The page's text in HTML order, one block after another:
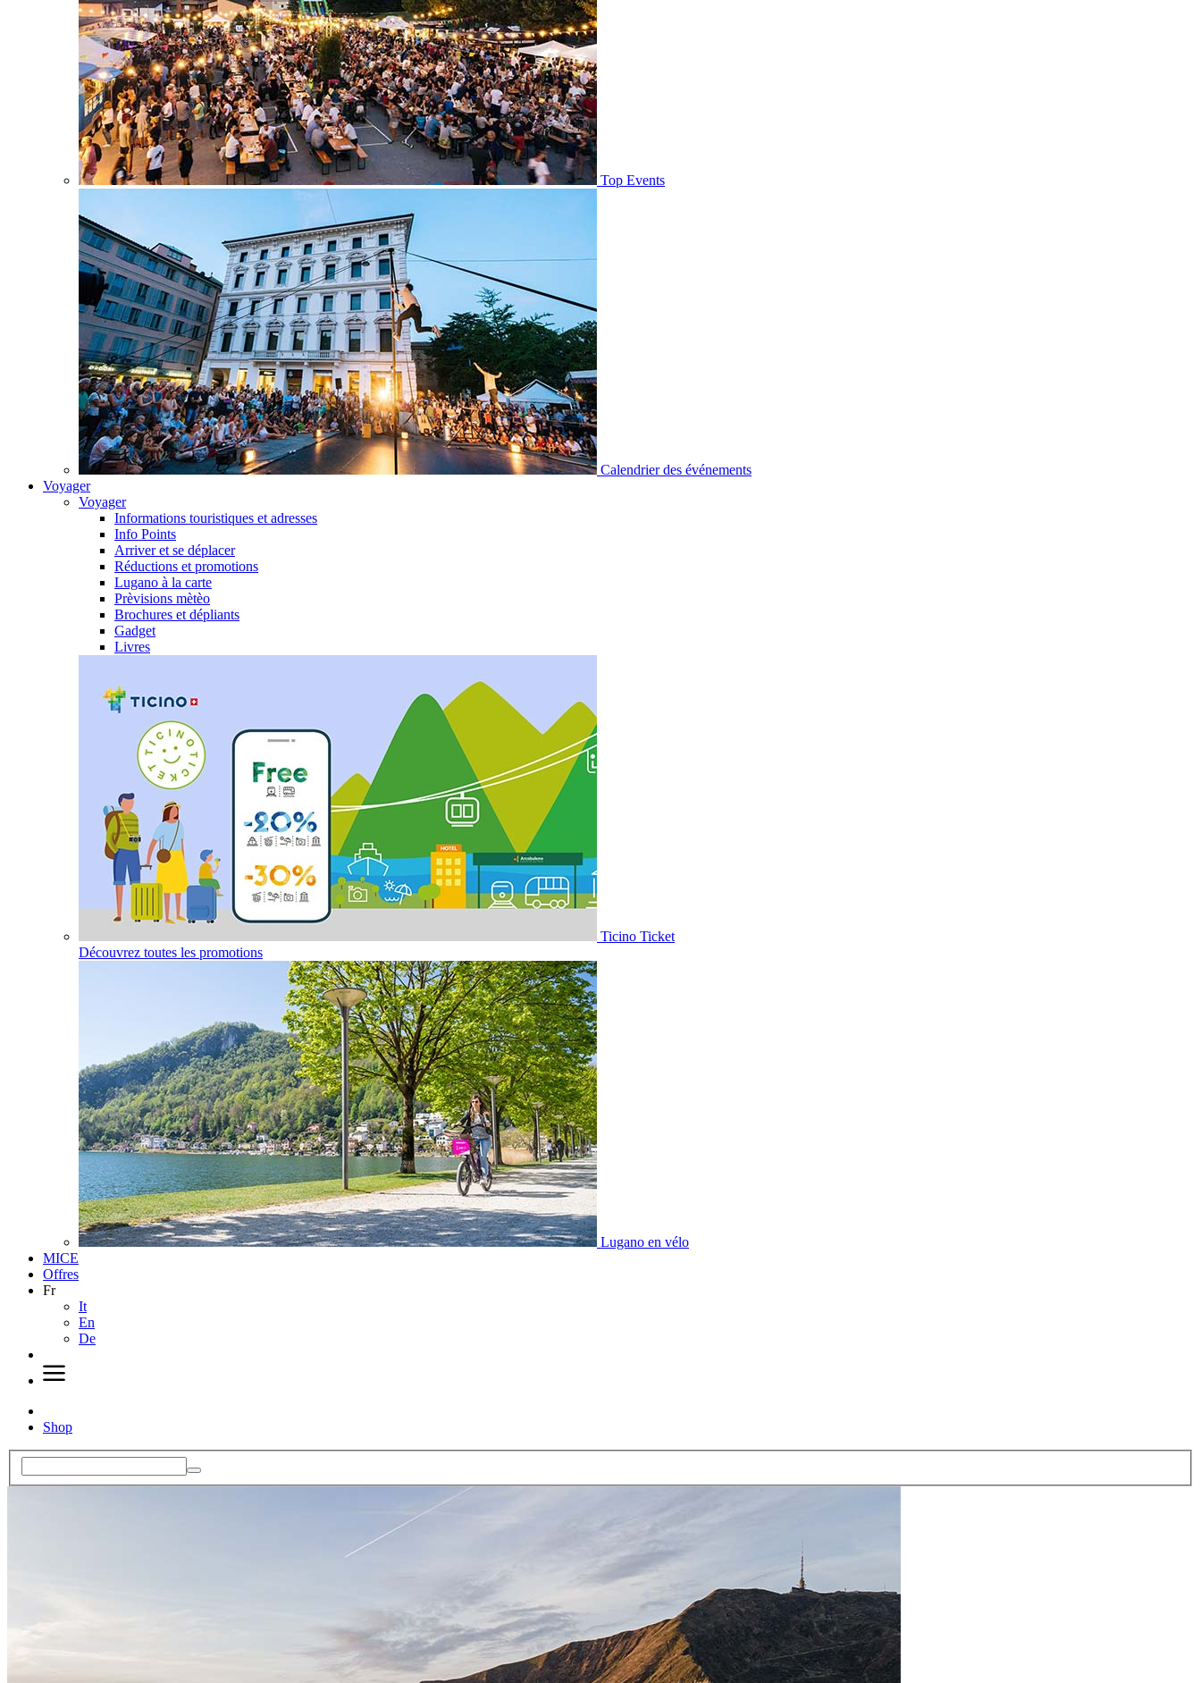
Top Events
Calendrier des événements
Voyager
Voyager
Informations touristiques et adresses
Info Points
Arriver et se déplacer
Réductions et promotions
Lugano à la carte
Prèvisions mètèo
Brochures et dépliants
Gadget
Livres
Ticino Ticket
Découvrez toutes les promotions
Lugano en vélo
MICE
Offres
Fr
It
En
De
Shop